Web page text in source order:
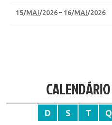
15/MAI/2026 16/MAI/2026
CALENDÁRIO
D S T Q